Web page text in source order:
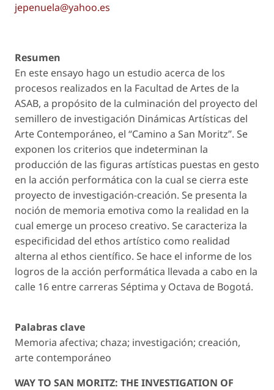
jepenuela@yahoo.es
Resumen
En este ensayo hago un estudio acerca de los
procesos realizados en la Facultad de Artes de la
ASAB, a propósito de la culminación del proyecto del
semillero de investigación Dinámicas Artísticas del
Arte Contemporáneo, el “Camino a San Moritz”. Se
exponen los criterios que indeterminan la
producción de las figuras artísticas puestas en gesto
en la acción performática con la cual se cierra este
proyecto de investigación-creación. Se presenta la
noción de memoria emotiva como la realidad en la
cual emerge un proceso creativo. Se caracteriza la
especificidad del ethos artístico como realidad
alterna al ethos científico. Se hace el informe de los
logros de la acción performática llevada a cabo en la
calle 16 entre carreras Séptima y Octava de Bogotá.
Palabras clave
Memoria afectiva; chaza; investigación; creación,
arte contemporáneo
WAY TO SAN MORITZ: THE INVESTIGATION OF